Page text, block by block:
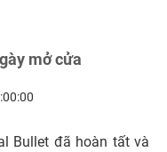
mở cửa
Bullet đã hoàn tất và